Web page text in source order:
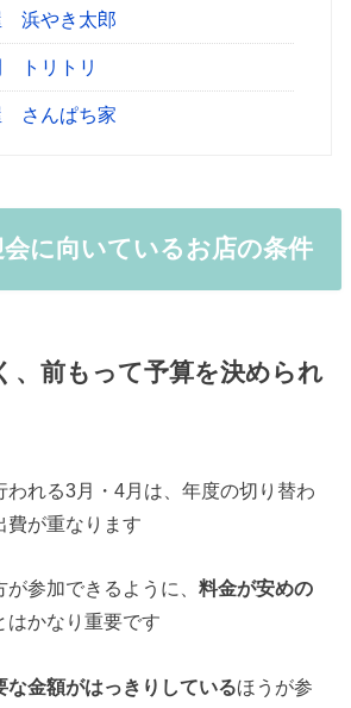
浜やき太郎
トリトリ
さんぱち家
に向いているお店の条件
、前もって予算を決められ
われる3月・4月は、年度の切り替わ
費が重なります
が参加できるように、料金が安めの
はかなり重要です
な金額がはっきりしているほうが参